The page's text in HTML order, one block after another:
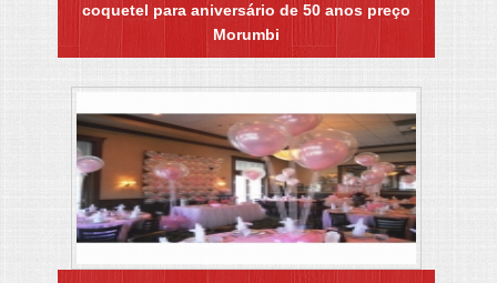
coquetel para aniversário de 50 anos preço
Morumbi